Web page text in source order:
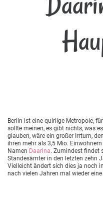
Berlin ist eine quirlige Metropole,
sollte meinen, es gibt nichts, was
glauben, wäre ein großer Irrtum,
ihren mehr als 3,5 Mio.
Namen Daarina. Zumindest findet
Standesämter in den letzten zehn
Vielleicht ändert sich dies ja noch
nach vielen Jahren mal wieder